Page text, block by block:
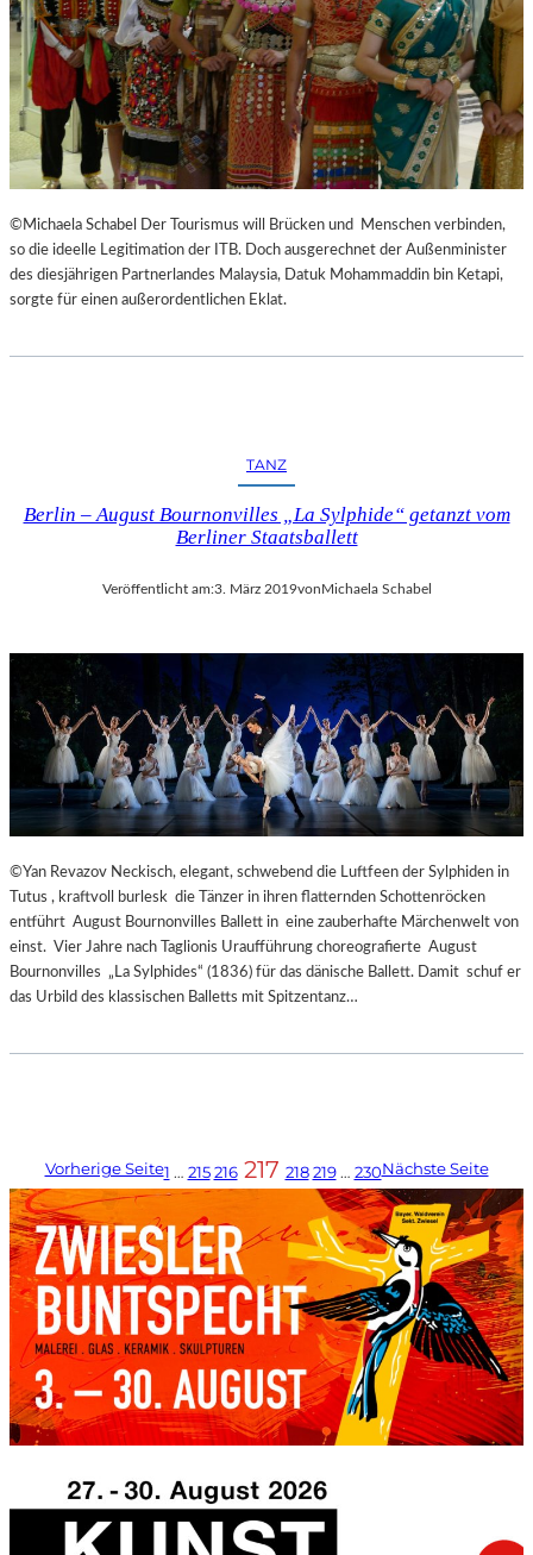
©Michaela Schabel Der Tourismus will Brücken und Menschen verbinden,
so die ideelle Legitimation der ITB. Doch ausgerechnet der Außenminister
des diesjährigen Partnerlandes Malaysia, Datuk Mohammaddin bin Ketapi,
sorgte für einen außerordentlichen Eklat.
TANZ
Berlin – August Bournonvilles „La Sylphide“ getanzt vom
Berliner Staatsballett
Veröffentlicht am:3. März 2019vonMichaela Schabel
©Yan Revazov Neckisch, elegant, schwebend die Luftfeen der Sylphiden in
Tutus , kraftvoll burlesk die Tänzer in ihren flatternden Schottenröcken
entführt August Bournonvilles Ballett in eine zauberhafte Märchenwelt von
einst. Vier Jahre nach Taglionis Uraufführung choreografierte August
Bournonvilles „La Sylphides“ (1836) für das dänische Ballett. Damit schuf er
das Urbild des klassischen Balletts mit Spitzentanz…
Vorherige Seite1 … 215 216 217 218 219 … 230Nächste Seite